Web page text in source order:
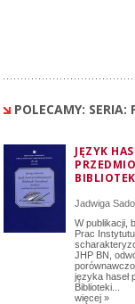
POLECAMY: SERIA:
JĘZYK
Jadwiga
W publikacji,
Prac
JHP BN,
języka haseł
Biblioteki...
więcej »